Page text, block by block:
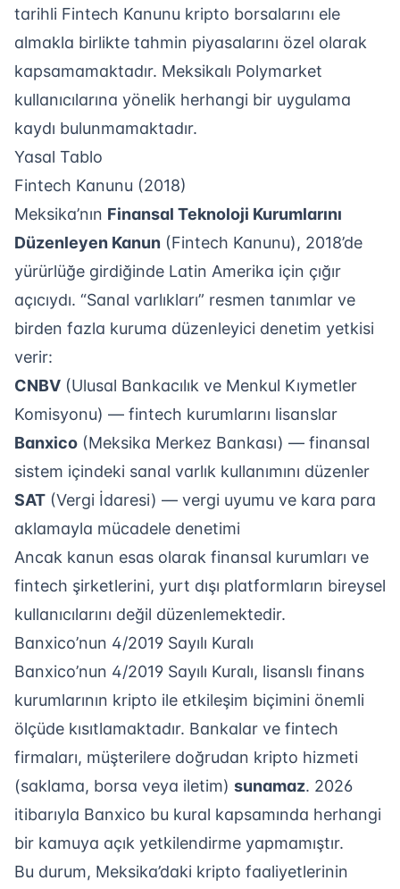
tarihli Fintech Kanunu kripto borsalarını ele
almakla birlikte tahmin piyasalarını özel olarak
kapsamamaktadır. Meksikalı Polymarket
kullanıcılarına yönelik herhangi bir uygulama
kaydı bulunmamaktadır.
Yasal Tablo
Fintech Kanunu (2018)
Meksika’nın Finansal Teknoloji Kurumlarını
Düzenleyen Kanun (Fintech Kanunu), 2018’de
yürürlüğe girdiğinde Latin Amerika için çığır
açıcıydı. “Sanal varlıkları” resmen tanımlar ve
birden fazla kuruma düzenleyici denetim yetkisi
verir:
CNBV (Ulusal Bankacılık ve Menkul Kıymetler
Komisyonu) — fintech kurumlarını lisanslar
Banxico (Meksika Merkez Bankası) — finansal
sistem içindeki sanal varlık kullanımını düzenler
SAT (Vergi İdaresi) — vergi uyumu ve kara para
aklamayla mücadele denetimi
Ancak kanun esas olarak finansal kurumları ve
fintech şirketlerini, yurt dışı platformların bireysel
kullanıcılarını değil düzenlemektedir.
Banxico’nun 4/2019 Sayılı Kuralı
Banxico’nun 4/2019 Sayılı Kuralı, lisanslı finans
kurumlarının kripto ile etkileşim biçimini önemli
ölçüde kısıtlamaktadır. Bankalar ve fintech
firmaları, müşterilere doğrudan kripto hizmeti
(saklama, borsa veya iletim) sunamaz. 2026
itibarıyla Banxico bu kural kapsamında herhangi
bir kamuya açık yetkilendirme yapmamıştır.
Bu durum, Meksika’daki kripto faaliyetlerinin